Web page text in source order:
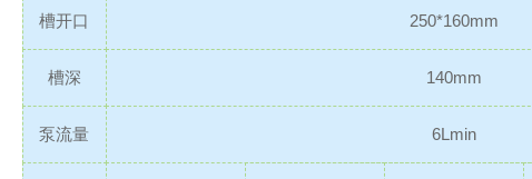
槽开口 250*160mm
槽深 140mm
泵流量 6Lmin